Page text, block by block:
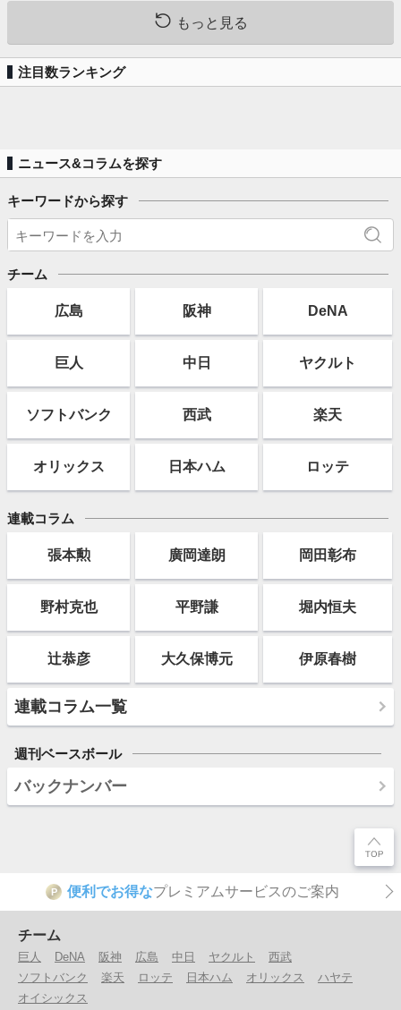
もっと見る
注目数ランキング
ニュース&コラムを探す
キーワードから探す
チーム
広島 阪神 DeNA
巨人 中日 ヤクルト
ソフトバンク 西武 楽天
オリックス 日本ハム ロッテ
連載コラム
張本勲 廣岡達朗 岡田彰布
野村克也 平野謙 堀内恒夫
辻恭彦 大久保博元 伊原春樹
連載コラム一覧
週刊ベースボール
バックナンバー
P 便利でお得なプレミアムサービスのご案内
チーム
巨人 DeNA 阪神 広島 中日 ヤクルト
西武
ソフトバンク
楽天 ロッテ 日本ハム オリックス
ハヤテ
オイシックス